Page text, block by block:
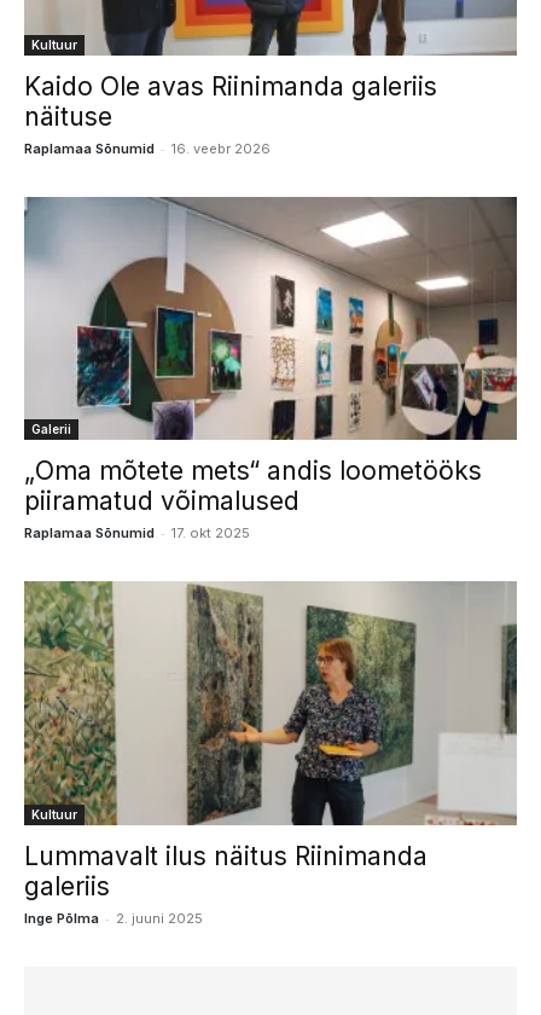
Kultuur
Kaido Ole avas Riinimanda galeriis
näituse
Raplamaa Sõnumid - 16. veebr 2026
Galerii
„Oma mõtete mets“ andis loometööks
piiramatud võimalused
Raplamaa Sõnumid - 17. okt 2025
Kultuur
Lummavalt ilus näitus Riinimanda
galeriis
Inge Põlma - 2. juuni 2025